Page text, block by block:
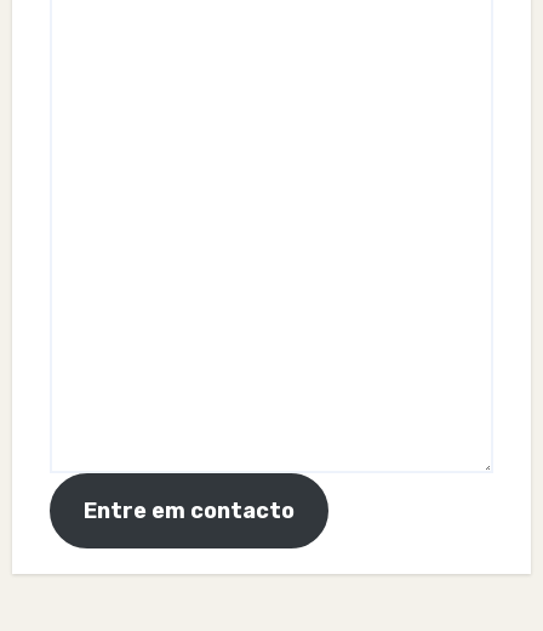
Entre em contacto